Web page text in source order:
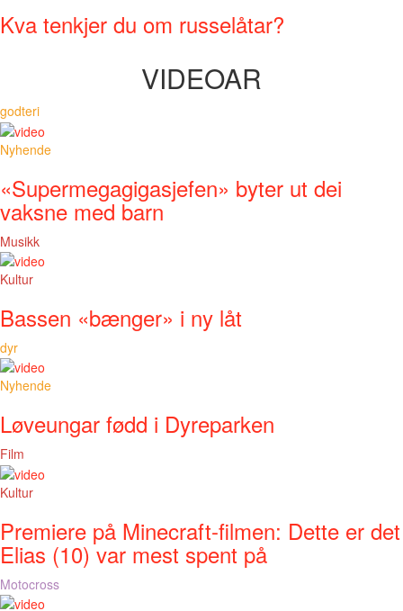
Kva tenkjer du om russelåtar?
VIDEOAR
godteri
Nyhende
«Supermegagigasjefen» byter ut dei
vaksne med barn
Musikk
Kultur
Bassen «bænger» i ny låt
dyr
Nyhende
Løveungar fødd i Dyreparken
Film
Kultur
Premiere på Minecraft-filmen: Dette er det
Elias (10) var mest spent på
Motocross